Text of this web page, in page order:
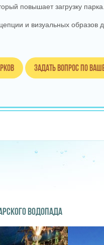
повышает загрузку парка.
и визуальных образов
Задать вопрос по
ВОДОПАДА